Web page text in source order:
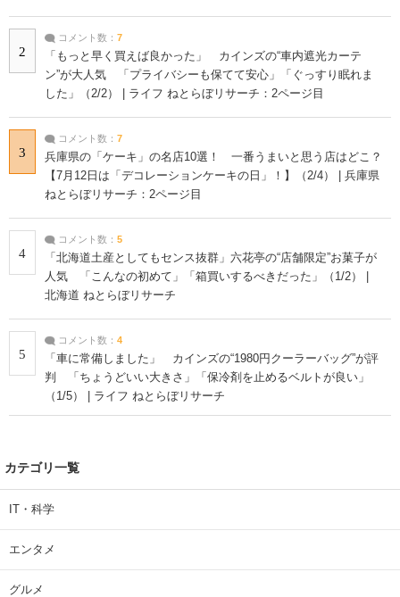
2
コメント数： 7
「もっと早く買えば良かった」 カインズの“車内遮光カーテ
ン”が大人気 「プライバシーも保てて安心」「ぐっすり眠れま
した」（2/2） | ライフ ねとらぼリサーチ：2ページ目
3
コメント数： 7
兵庫県の「ケーキ」の名店10選！ 一番うまいと思う店はどこ？
【7月12日は「デコレーションケーキの日」！】（2/4） | 兵庫県
ねとらぼリサーチ：2ページ目
4
コメント数： 5
「北海道土産としてもセンス抜群」六花亭の“店舗限定”お菓子が
人気 「こんなの初めて」「箱買いするべきだった」（1/2） |
北海道 ねとらぼリサーチ
5
コメント数： 4
「車に常備しました」 カインズの“1980円クーラーバッグ”が評
判 「ちょうどいい大きさ」「保冷剤を止めるベルトが良い」
（1/5） | ライフ ねとらぼリサーチ
カテゴリ一覧
IT・科学
エンタメ
グルメ